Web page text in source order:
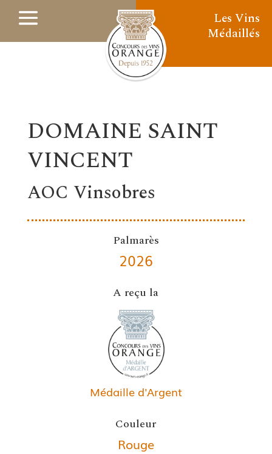
Les Vins
Médaillés
DOMAINE SAINT
VINCENT
AOC Vinsobres
Palmarès
2026
A reçu la
Médaille d'Argent
Couleur
Rouge